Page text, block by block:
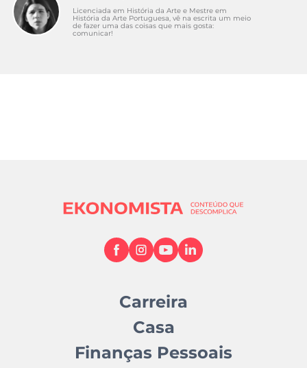
Licenciada em História da Arte e Mestre em
História da Arte Portuguesa, vê na escrita um meio
de fazer uma das coisas que mais gosta:
comunicar!
Carreira
Casa
Finanças Pessoais